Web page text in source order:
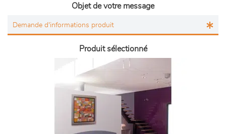
Objet de votre message
Produit sélectionné